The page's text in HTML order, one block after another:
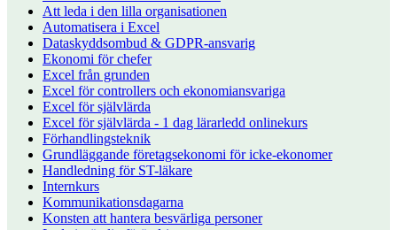
Att leda i den lilla organisationen
Automatisera i Excel
Dataskyddsombud & GDPR-ansvarig
Ekonomi för chefer
Excel från grunden
Excel för controllers och ekonomiansvariga
Excel för självlärda
Excel för självlärda - 1 dag lärarledd onlinekurs
Förhandlingsteknik
Grundläggande företagsekonomi för icke-ekonomer
Handledning för ST-läkare
Internkurs
Kommunikationsdagarna
Konsten att hantera besvärliga personer